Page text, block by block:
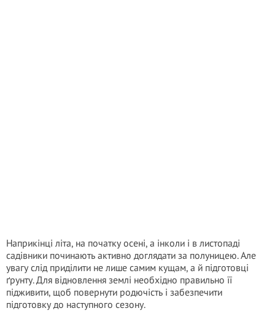
Наприкінці літа, на початку осені, а інколи і в листопаді
садівники починають активно доглядати за полуницею. Але
увагу слід приділити не лише самим кущам, а й підготовці
ґрунту. Для відновлення землі необхідно правильно її
підживити, щоб повернути родючість і забезпечити
підготовку до наступного сезону.